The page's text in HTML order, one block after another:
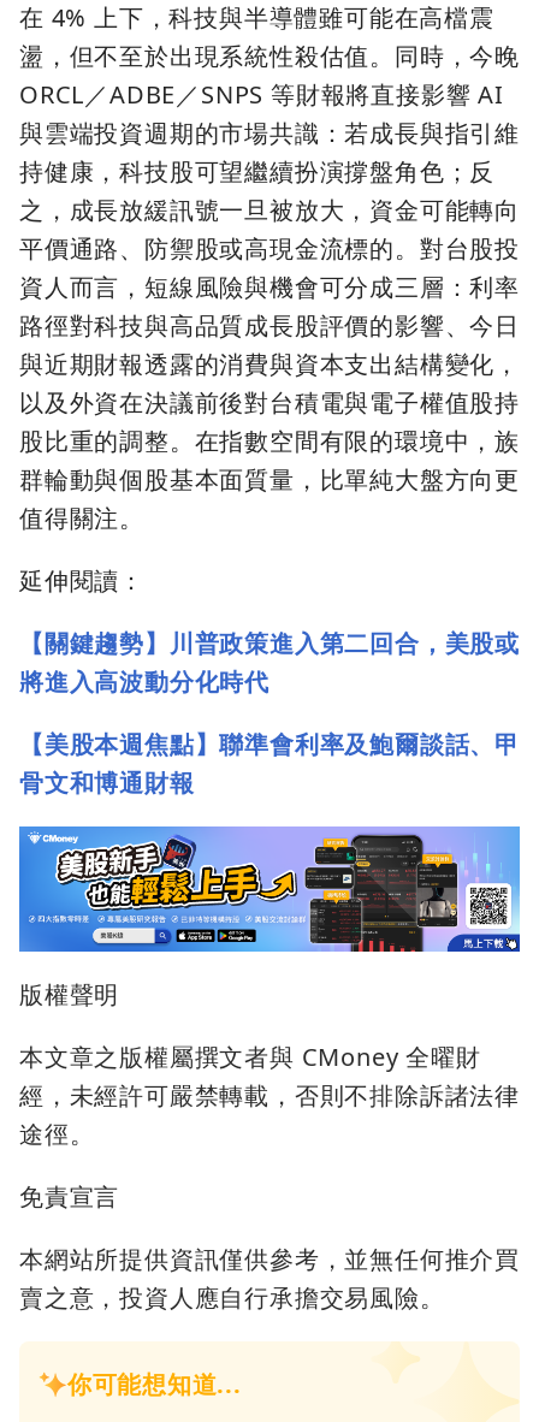
在 4% 上下，科技與半導體雖可能在高檔震
盪，但不至於出現系統性殺估值。同時，今晚
ORCL／ADBE／SNPS 等財報將直接影響 AI
與雲端投資週期的市場共識：若成長與指引維
持健康，科技股可望繼續扮演撐盤角色；反
之，成長放緩訊號一旦被放大，資金可能轉向
平價通路、防禦股或高現金流標的。對台股投
資人而言，短線風險與機會可分成三層：利率
路徑對科技與高品質成長股評價的影響、今日
與近期財報透露的消費與資本支出結構變化，
以及外資在決議前後對台積電與電子權值股持
股比重的調整。在指數空間有限的環境中，族
群輪動與個股基本面質量，比單純大盤方向更
值得關注。
延伸閱讀：
【關鍵趨勢】川普政策進入第二回合，美股或
將進入高波動分化時代
【美股本週焦點】聯準會利率及鮑爾談話、甲
骨文和博通財報
版權聲明
本文章之版權屬撰文者與 CMoney 全曜財
經，未經許可嚴禁轉載，否則不排除訴諸法律
途徑。
免責宣言
本網站所提供資訊僅供參考，並無任何推介買
賣之意，投資人應自行承擔交易風險。